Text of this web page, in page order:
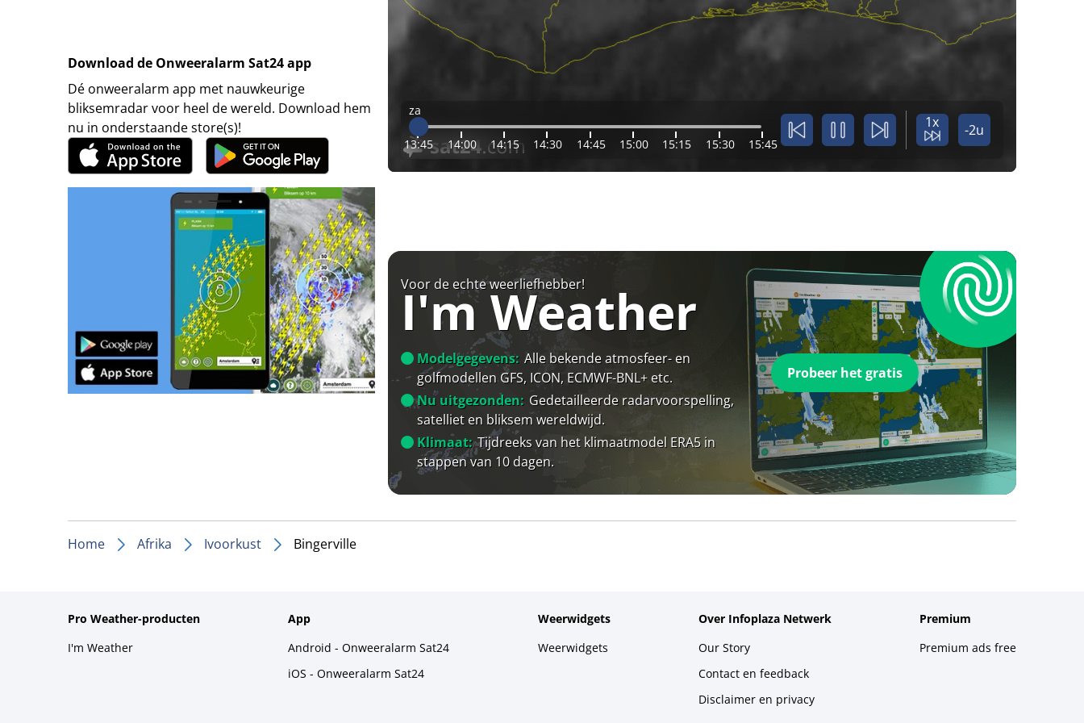
Download de Onweeralarm Sat24 app
Dé onweeralarm app met nauwkeurige
bliksemradar voor heel de wereld. Download hem
nu in onderstaande store(s)!
za
13:45 14:00 14:15 14:30 14:45 15:00 15:15 15:30 15:45
1x -2u
Voor de echte weerliefhebber!
I'm Weather
Modelgegevens: Alle bekende atmosfeer- en
golfmodellen GFS, ICON, ECMWF-BNL+ etc.
Nu uitgezonden: Gedetailleerde radarvoorspelling,
satelliet en bliksem wereldwijd.
Klimaat: Tijdreeks van het klimaatmodel ERA5 in
stappen van 10 dagen.
Probeer het gratis
Home Afrika Ivoorkust Bingerville
Pro Weather-producten
I'm Weather
App
Android - Onweeralarm Sat24
iOS - Onweeralarm Sat24
Weerwidgets
Weerwidgets
Over Infoplaza Netwerk
Our Story
Contact en feedback
Disclaimer en privacy
Premium
Premium ads free